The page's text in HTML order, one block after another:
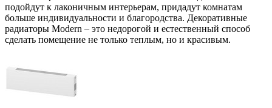
подойдут к лаконичным интерьерам, придадут комнатам
больше индивидуальности и благородства. Декоративные
радиаторы Modern – это недорогой и естественный способ
сделать помещение не только теплым, но и красивым.